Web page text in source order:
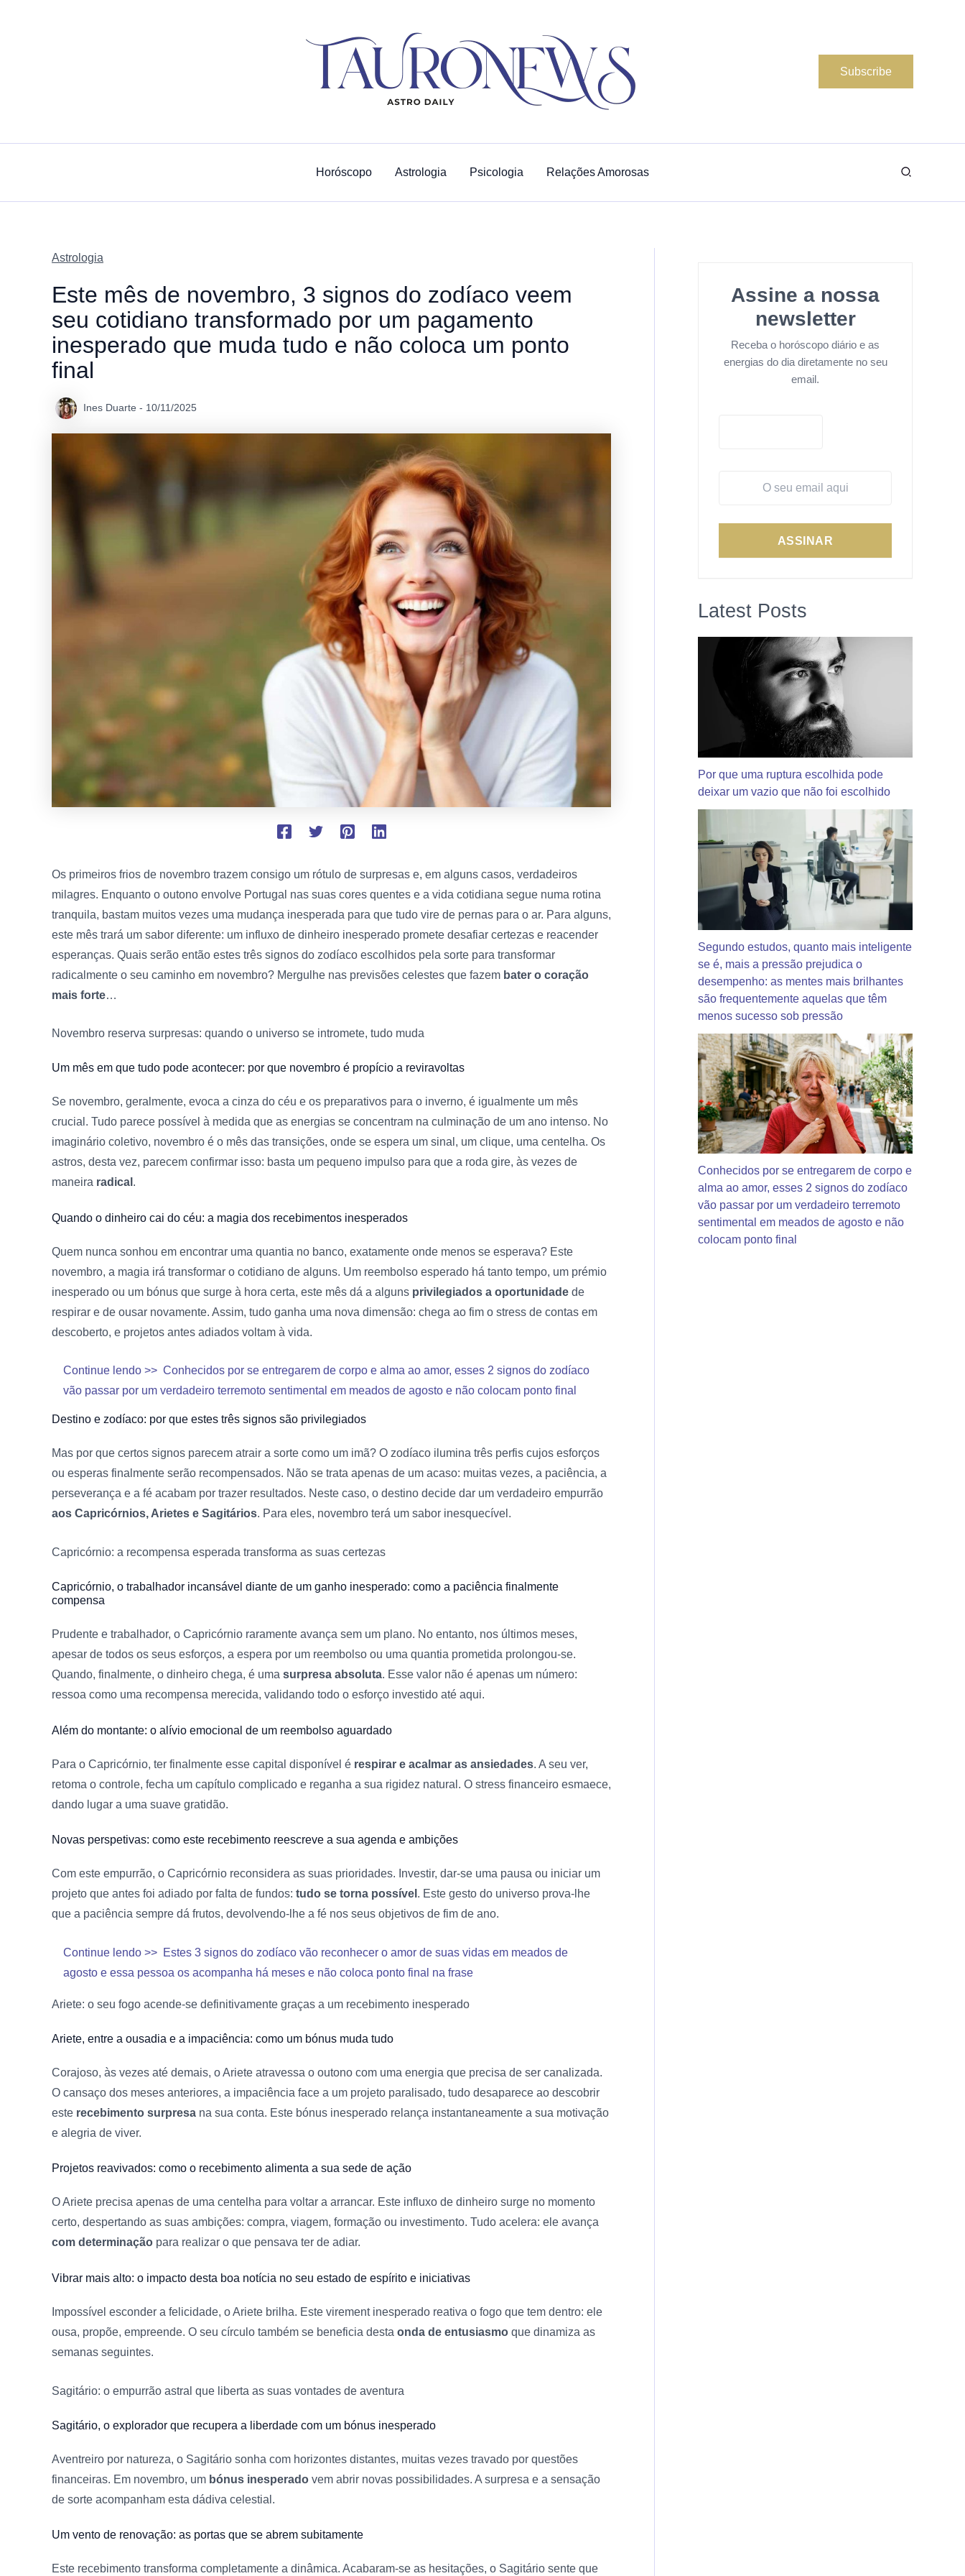
Subscribe
Horóscopo Astrologia Psicologia Relações Amorosas Search
Astrologia
Este mês de novembro, 3 signos do zodíaco veem
seu cotidiano transformado por um pagamento
inesperado que muda tudo e não coloca um ponto
final
Ines Duarte - 10/11/2025
Os primeiros frios de novembro trazem consigo um rótulo de surpresas e, em alguns casos, verdadeiros
milagres. Enquanto o outono envolve Portugal nas suas cores quentes e a vida cotidiana segue numa rotina
tranquila, bastam muitos vezes uma mudança inesperada para que tudo vire de pernas para o ar. Para alguns,
este mês trará um sabor diferente: um influxo de dinheiro inesperado promete desafiar certezas e reacender
esperanças. Quais serão então estes três signos do zodíaco escolhidos pela sorte para transformar
radicalmente o seu caminho em novembro? Mergulhe nas previsões celestes que fazem bater o coração
mais forte…
Novembro reserva surpresas: quando o universo se intromete, tudo muda
Um mês em que tudo pode acontecer: por que novembro é propício a reviravoltas
Se novembro, geralmente, evoca a cinza do céu e os preparativos para o inverno, é igualmente um mês
crucial. Tudo parece possível à medida que as energias se concentram na culminação de um ano intenso. No
imaginário coletivo, novembro é o mês das transições, onde se espera um sinal, um clique, uma centelha. Os
astros, desta vez, parecem confirmar isso: basta um pequeno impulso para que a roda gire, às vezes de
maneira radical .
Quando o dinheiro cai do céu: a magia dos recebimentos inesperados
Quem nunca sonhou em encontrar uma quantia no banco, exatamente onde menos se esperava? Este
novembro, a magia irá transformar o cotidiano de alguns. Um reembolso esperado há tanto tempo, um prémio
inesperado ou um bónus que surge à hora certa, este mês dá a alguns privilegiados a oportunidade de
respirar e de ousar novamente. Assim, tudo ganha uma nova dimensão: chega ao fim o stress de contas em
descoberto, e projetos antes adiados voltam à vida.
Continue lendo >> Conhecidos por se entregarem de corpo e alma ao amor, esses 2 signos do zodíaco
vão passar por um verdadeiro terremoto sentimental em meados de agosto e não colocam ponto final
Destino e zodíaco: por que estes três signos são privilegiados
Mas por que certos signos parecem atrair a sorte como um imã? O zodíaco ilumina três perfis cujos esforços
ou esperas finalmente serão recompensados. Não se trata apenas de um acaso: muitas vezes, a paciência, a
perseverança e a fé acabam por trazer resultados. Neste caso, o destino decide dar um verdadeiro empurrão
aos Capricórnios, Arietes e Sagitários. Para eles, novembro terá um sabor inesquecível.
Capricórnio: a recompensa esperada transforma as suas certezas
Capricórnio, o trabalhador incansável diante de um ganho inesperado: como a paciência finalmente
compensa
Prudente e trabalhador, o Capricórnio raramente avança sem um plano. No entanto, nos últimos meses,
apesar de todos os seus esforços, a espera por um reembolso ou uma quantia prometida prolongou-se.
Quando, finalmente, o dinheiro chega, é uma surpresa absoluta. Esse valor não é apenas um número:
ressoa como uma recompensa merecida, validando todo o esforço investido até aqui.
Além do montante: o alívio emocional de um reembolso aguardado
Para o Capricórnio, ter finalmente esse capital disponível é respirar e acalmar as ansiedades. A seu ver,
retoma o controle, fecha um capítulo complicado e reganha a sua rigidez natural. O stress financeiro esmaece,
dando lugar a uma suave gratidão.
Novas perspetivas: como este recebimento reescreve a sua agenda e ambições
Com este empurrão, o Capricórnio reconsidera as suas prioridades. Investir, dar-se uma pausa ou iniciar um
projeto que antes foi adiado por falta de fundos: tudo se torna possível . Este gesto do universo prova-lhe
que a paciência sempre dá frutos, devolvendo-lhe a fé nos seus objetivos de fim de ano.
Continue lendo >> Estes 3 signos do zodíaco vão reconhecer o amor de suas vidas em meados de
agosto e essa pessoa os acompanha há meses e não coloca ponto final na frase
Ariete: o seu fogo acende-se definitivamente graças a um recebimento inesperado
Ariete, entre a ousadia e a impaciência: como um bónus muda tudo
Corajoso, às vezes até demais, o Ariete atravessa o outono com uma energia que precisa de ser canalizada.
O cansaço dos meses anteriores, a impaciência face a um projeto paralisado, tudo desaparece ao descobrir
este recebimento surpresa na sua conta. Este bónus inesperado relança instantaneamente a sua motivação
e alegria de viver.
Projetos reavivados: como o recebimento alimenta a sua sede de ação
O Ariete precisa apenas de uma centelha para voltar a arrancar. Este influxo de dinheiro surge no momento
certo, despertando as suas ambições: compra, viagem, formação ou investimento. Tudo acelera: ele avança
com determinação para realizar o que pensava ter de adiar.
Vibrar mais alto: o impacto desta boa notícia no seu estado de espírito e iniciativas
Impossível esconder a felicidade, o Ariete brilha. Este virement inesperado reativa o fogo que tem dentro: ele
ousa, propõe, empreende. O seu círculo também se beneficia desta onda de entusiasmo que dinamiza as
semanas seguintes.
Sagitário: o empurrão astral que liberta as suas vontades de aventura
Sagitário, o explorador que recupera a liberdade com um bónus inesperado
Aventreiro por natureza, o Sagitário sonha com horizontes distantes, muitas vezes travado por questões
financeiras. Em novembro, um bónus inesperado vem abrir novas possibilidades. A surpresa e a sensação
de sorte acompanham esta dádiva celestial.
Um vento de renovação: as portas que se abrem subitamente
Este recebimento transforma completamente a dinâmica. Acabaram-se as hesitações, o Sagitário sente que
Assine a nossa
newsletter
Receba o horóscopo diário e as
energias do dia diretamente no seu
email.
ASSINAR
Latest Posts
Por que uma ruptura escolhida pode
deixar um vazio que não foi escolhido
Segundo estudos, quanto mais inteligente
se é, mais a pressão prejudica o
desempenho: as mentes mais brilhantes
são frequentemente aquelas que têm
menos sucesso sob pressão
Conhecidos por se entregarem de corpo e
alma ao amor, esses 2 signos do zodíaco
vão passar por um verdadeiro terremoto
sentimental em meados de agosto e não
colocam ponto final